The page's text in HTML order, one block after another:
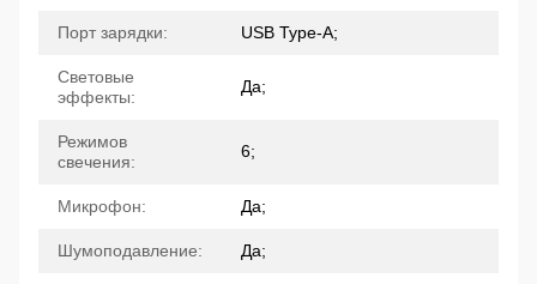
Порт зарядки: USB Type-A;
Световые
эффекты:
Да;
Режимов
свечения:
6;
Микрофон: Да;
Шумоподавление: Да;